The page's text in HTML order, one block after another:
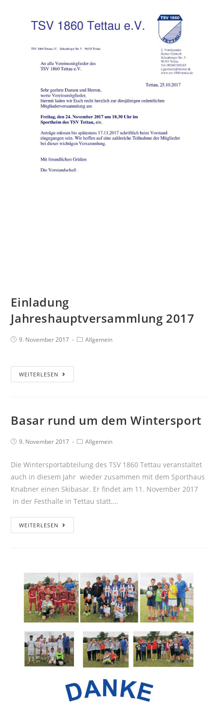
Einladung
Jahreshauptversammlung 2017
9. November 2017 Allgemein
WEITERLESEN
Basar rund um dem Wintersport
9. November 2017 Allgemein
Die Wintersportabteilung des TSV 1860 Tettau veranstaltet
auch in diesem Jahr wieder zusammen mit dem Sporthaus
Knabner einen Skibasar. Er findet am 11. November 2017
in der Festhalle in Tettau statt.…
WEITERLESEN